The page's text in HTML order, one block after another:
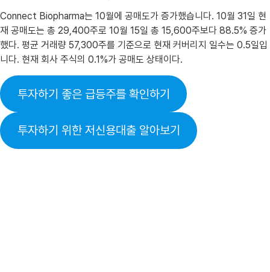
Connect Biopharma는 10월에 공매도가 증가했습니다. 10월 31일 현
재 공매도는 총 29,400주로 10월 15일 총 15,600주보다 88.5% 증가
했다. 평균 거래량 57,300주를 기준으로 현재 커버리지 일수는 0.5일입
니다. 현재 회사 주식의 0.1%가 공매도 상태이다.
투자하기 좋은 급등주를 확인하기
투자하기 위한 저신용대출 알아보기